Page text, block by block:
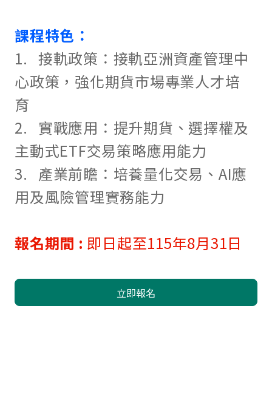
課程特色 ：
1. 接軌政策：接軌亞洲資產管理中
心政策，強化期貨市場專業人才培
育
2. 實戰應用：提升期貨、選擇權及
主動式ETF交易策略應用能力
3. 產業前瞻：培養量化交易、AI應
用及風險管理實務能力
報名期間 : 即日起至115年8月31日
立即報名